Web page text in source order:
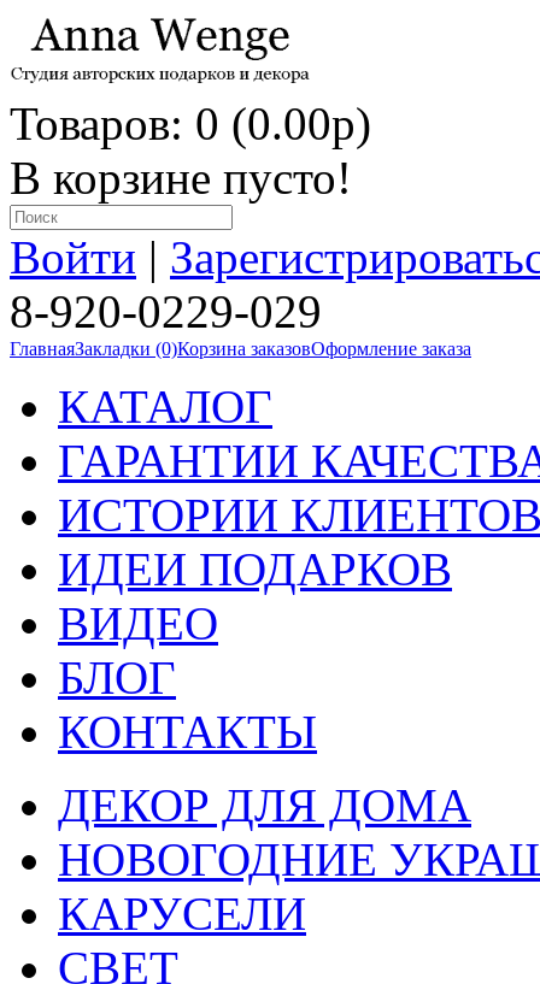
Товаров: 0 (0.00p)
В корзине пусто!
Войти |
8-920-0229-029
ГлавнаяЗакладки (0)Корзина заказовОформление заказа
КАТАЛОГ
ГАРАНТИИ
ИСТОРИИ
ИДЕИ ПОДАРКОВ
ВИДЕО
БЛОГ
КОНТАКТЫ
ДЕКОР ДЛЯ ДОМА
НОВОГОДНИЕ
КАРУСЕЛИ
СВЕТ